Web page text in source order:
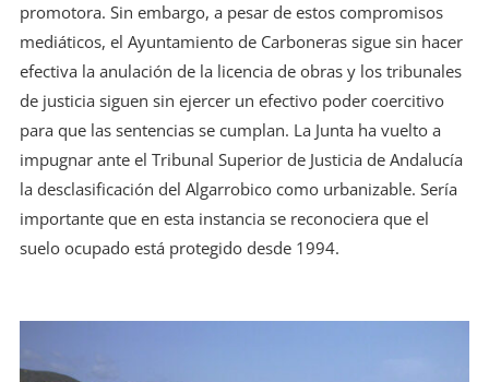
promotora. Sin embargo, a pesar de estos compromisos
mediáticos, el Ayuntamiento de Carboneras sigue sin hacer
efectiva la anulación de la licencia de obras y los tribunales
de justicia siguen sin ejercer un efectivo poder coercitivo
para que las sentencias se cumplan. La Junta ha vuelto a
impugnar ante el Tribunal Superior de Justicia de Andalucía
la desclasificación del Algarrobico como urbanizable. Sería
importante que en esta instancia se reconociera que el
suelo ocupado está protegido desde 1994.